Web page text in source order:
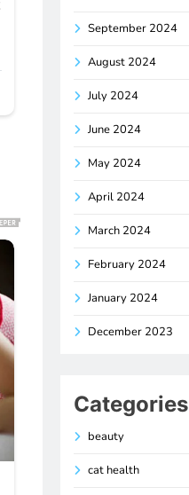
September 2024
August 2024
July 2024
June 2024
May 2024
April 2024
March 2024
February 2024
January 2024
December 2023
Categories
beauty
cat health